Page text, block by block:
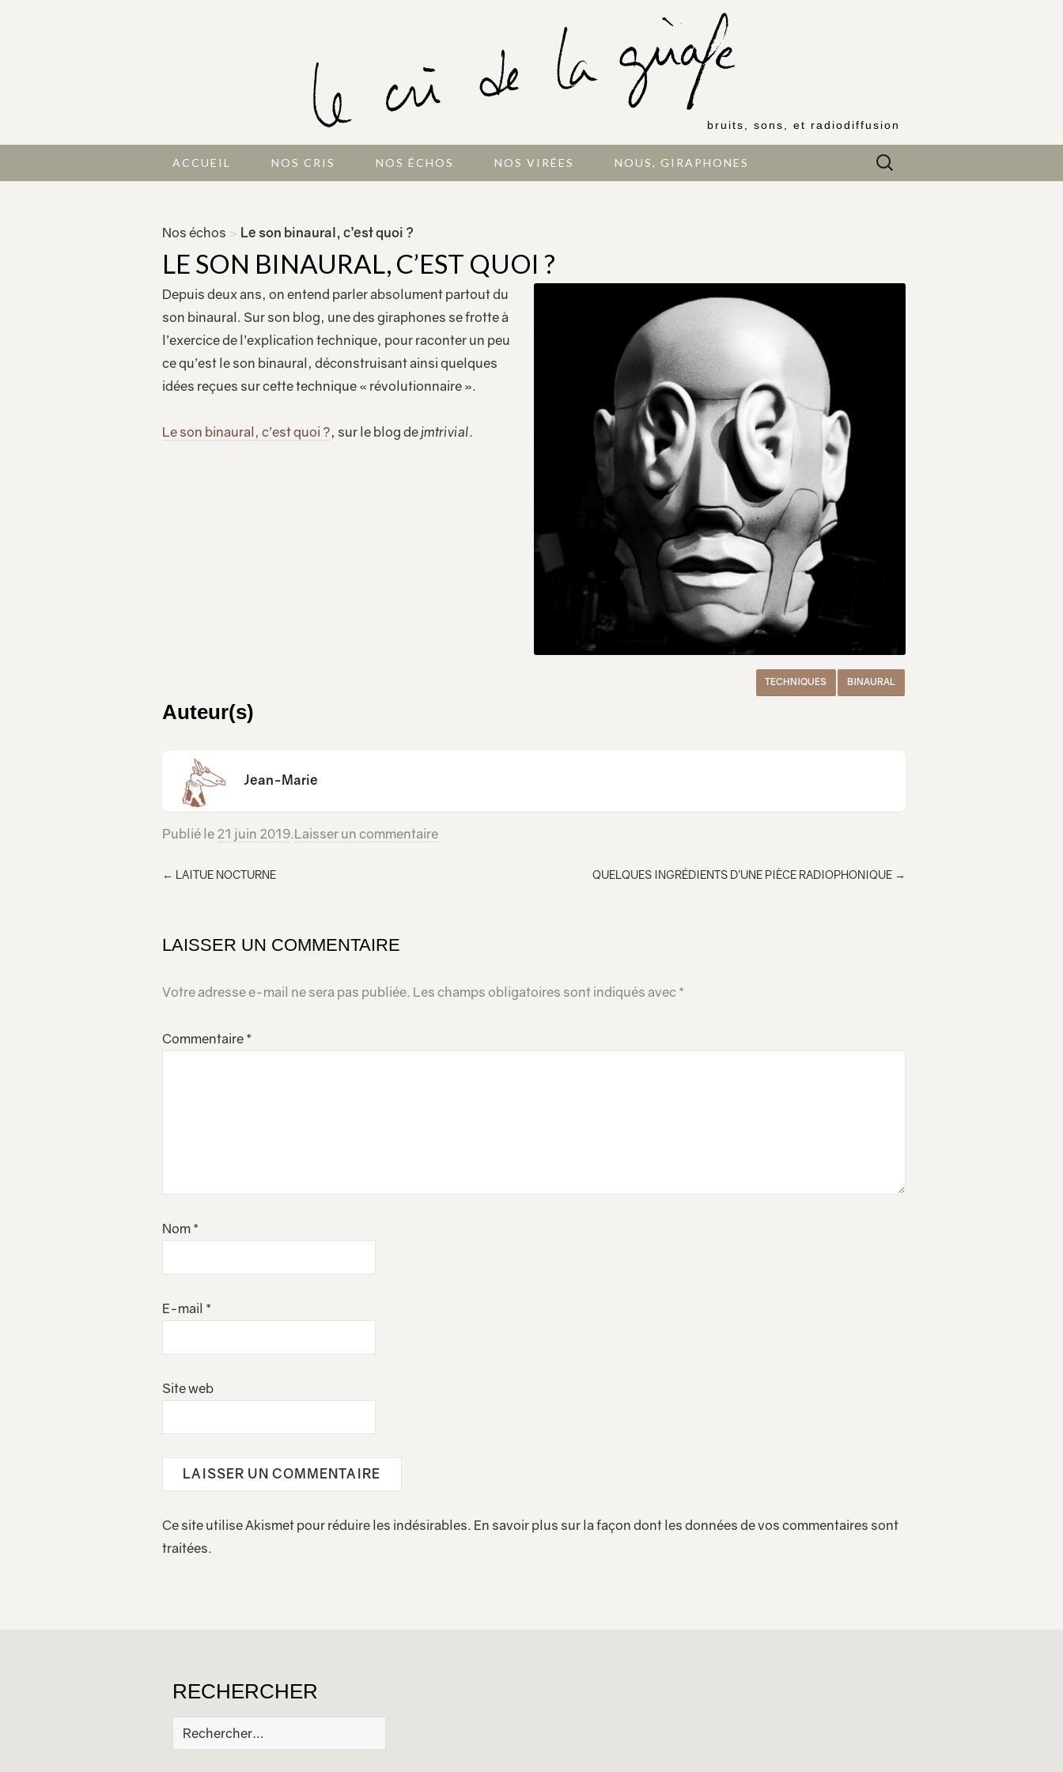
bruits, sons, et radiodiffusion
ACCUEIL NOS CRIS NOS ÉCHOS NOS VIRÉES NOUS, GIRAPHONES Rechercher :
Nos échos > Le son binaural, c’est quoi ?
LE SON BINAURAL, C’EST QUOI ?
Depuis deux ans, on entend parler absolument partout du
son binaural. Sur son blog, une des giraphones se frotte à
l’exercice de l’explication technique, pour raconter un peu
ce qu’est le son binaural, déconstruisant ainsi quelques
idées reçues sur cette technique « révolutionnaire ».
Le son binaural, c’est quoi ?, sur le blog de jmtrivial.
BINAURAL
TECHNIQUES
Auteur(s)
Jean-Marie
Publié le 21 juin 2019.Laisser un commentaire
← LAITUE NOCTURNE QUELQUES INGRÉDIENTS D’UNE PIÈCE RADIOPHONIQUE →
LAISSER UN COMMENTAIRE
Votre adresse e-mail ne sera pas publiée. Les champs obligatoires sont indiqués avec *
Commentaire *
Nom *
E-mail *
Site web
Ce site utilise Akismet pour réduire les indésirables. En savoir plus sur la façon dont les données de vos commentaires sont
traitées.
RECHERCHER
Rechercher :